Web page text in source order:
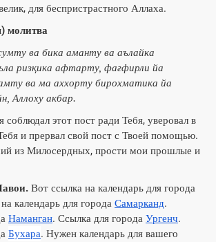
для беспристрастного Аллаха.
молитва
ва бика аманту ва аълайка
ризқика афтарту, фағфирли йа
ва ма аххорту бирохматика йа
Аллоху акбар.
этот пост ради Тебя, уверовал в
и прервал свой пост с Твоей помощью.
из Милосердных, прости мои прошлые и
Вот ссылка на календарь для города
календарь для города Самарканд.
Наманган. Ссылка для города Ургенч.
Бухара. Нужен календарь для вашего